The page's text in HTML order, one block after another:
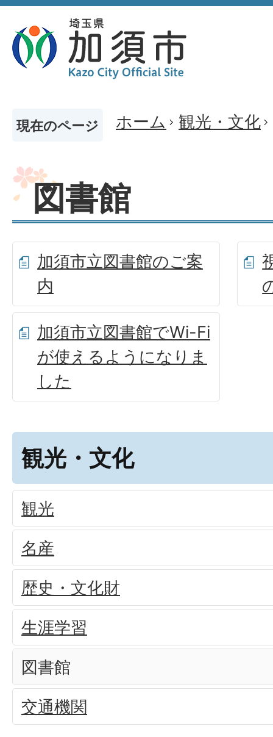
現在のページ ホーム 観光・文化
図書館
加須市立図書館のご案
内
加須市立図書館でWi-Fi
が使えるようになりま
した
観光・文化
観光
名産
歴史・文化財
生涯学習
図書館
交通機関